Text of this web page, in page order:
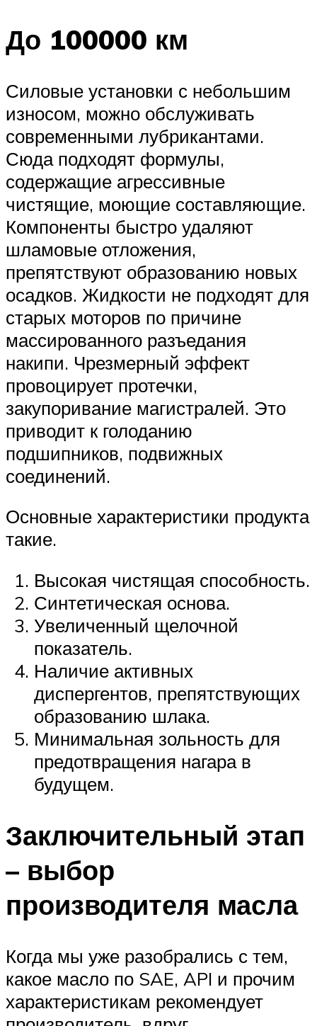
До 100000 км
Силовые установки с небольшим
износом, можно обслуживать
современными лубрикантами.
Сюда подходят формулы,
содержащие агрессивные
чистящие, моющие составляющие.
Компоненты быстро удаляют
шламовые отложения,
препятствуют образованию новых
осадков. Жидкости не подходят для
старых моторов по причине
массированного разъедания
накипи. Чрезмерный эффект
провоцирует протечки,
закупоривание магистралей. Это
приводит к голоданию
подшипников, подвижных
соединений.
Основные характеристики продукта
такие.
Высокая чистящая способность.
Синтетическая основа.
Увеличенный щелочной
показатель.
Наличие активных
диспергентов, препятствующих
образованию шлака.
Минимальная зольность для
предотвращения нагара в
будущем.
Заключительный этап
– выбор
производителя масла
Когда мы уже разобрались с тем,
какое масло по SAE, API и прочим
характеристикам рекомендует